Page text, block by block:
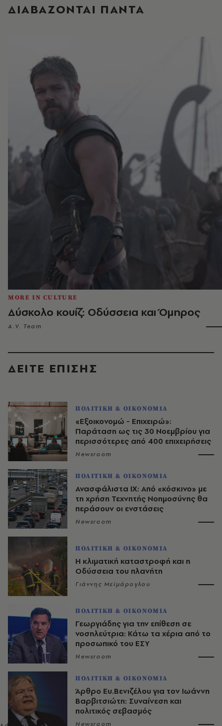
ΔΙΑΒΑΖΟΝΤΑΙ ΠΑΝΤΑ
MORE IN CULTURE
Δύσκολο κουίζ: Οδύσσεια και Όμηρος
A.V. Team
ΔΕΙΤΕ ΕΠΙΣΗΣ
ΠΟΛΙΤΙΚΗ & ΟΙΚΟΝΟΜΙΑ
«Εξοικονομώ - Επιχειρώ»:
Παράταση ως τις 30 Νοεμβρίου για
περισσότερες από 400 επιχειρήσεις
Newsroom
ΠΟΛΙΤΙΚΗ & ΟΙΚΟΝΟΜΙΑ
Ανασφάλιστα ΙΧ: Από «κόσκινο» με
τη χρήση Τεχνητής Νοημοσύνης θα
περάσουν οι ενστάσεις
Newsroom
ΠΟΛΙΤΙΚΗ & ΟΙΚΟΝΟΜΙΑ
Η κλιματική καταστροφή και η
Οδύσσεια του πλανήτη
Γιάννης Μεϊμάρογλου
ΠΟΛΙΤΙΚΗ & ΟΙΚΟΝΟΜΙΑ
Γεωργιάδης για την επίθεση σε
νοσηλεύτρια: Κάτω τα χέρια από το
προσωπικό του ΕΣΥ
Newsroom
ΠΟΛΙΤΙΚΗ & ΟΙΚΟΝΟΜΙΑ
Άρθρο Ευ.Βενιζέλου για τον Iωάννη
Βαρβιτσιώτη: Συναίνεση και
πολιτικός σεβασμός
Newsroom